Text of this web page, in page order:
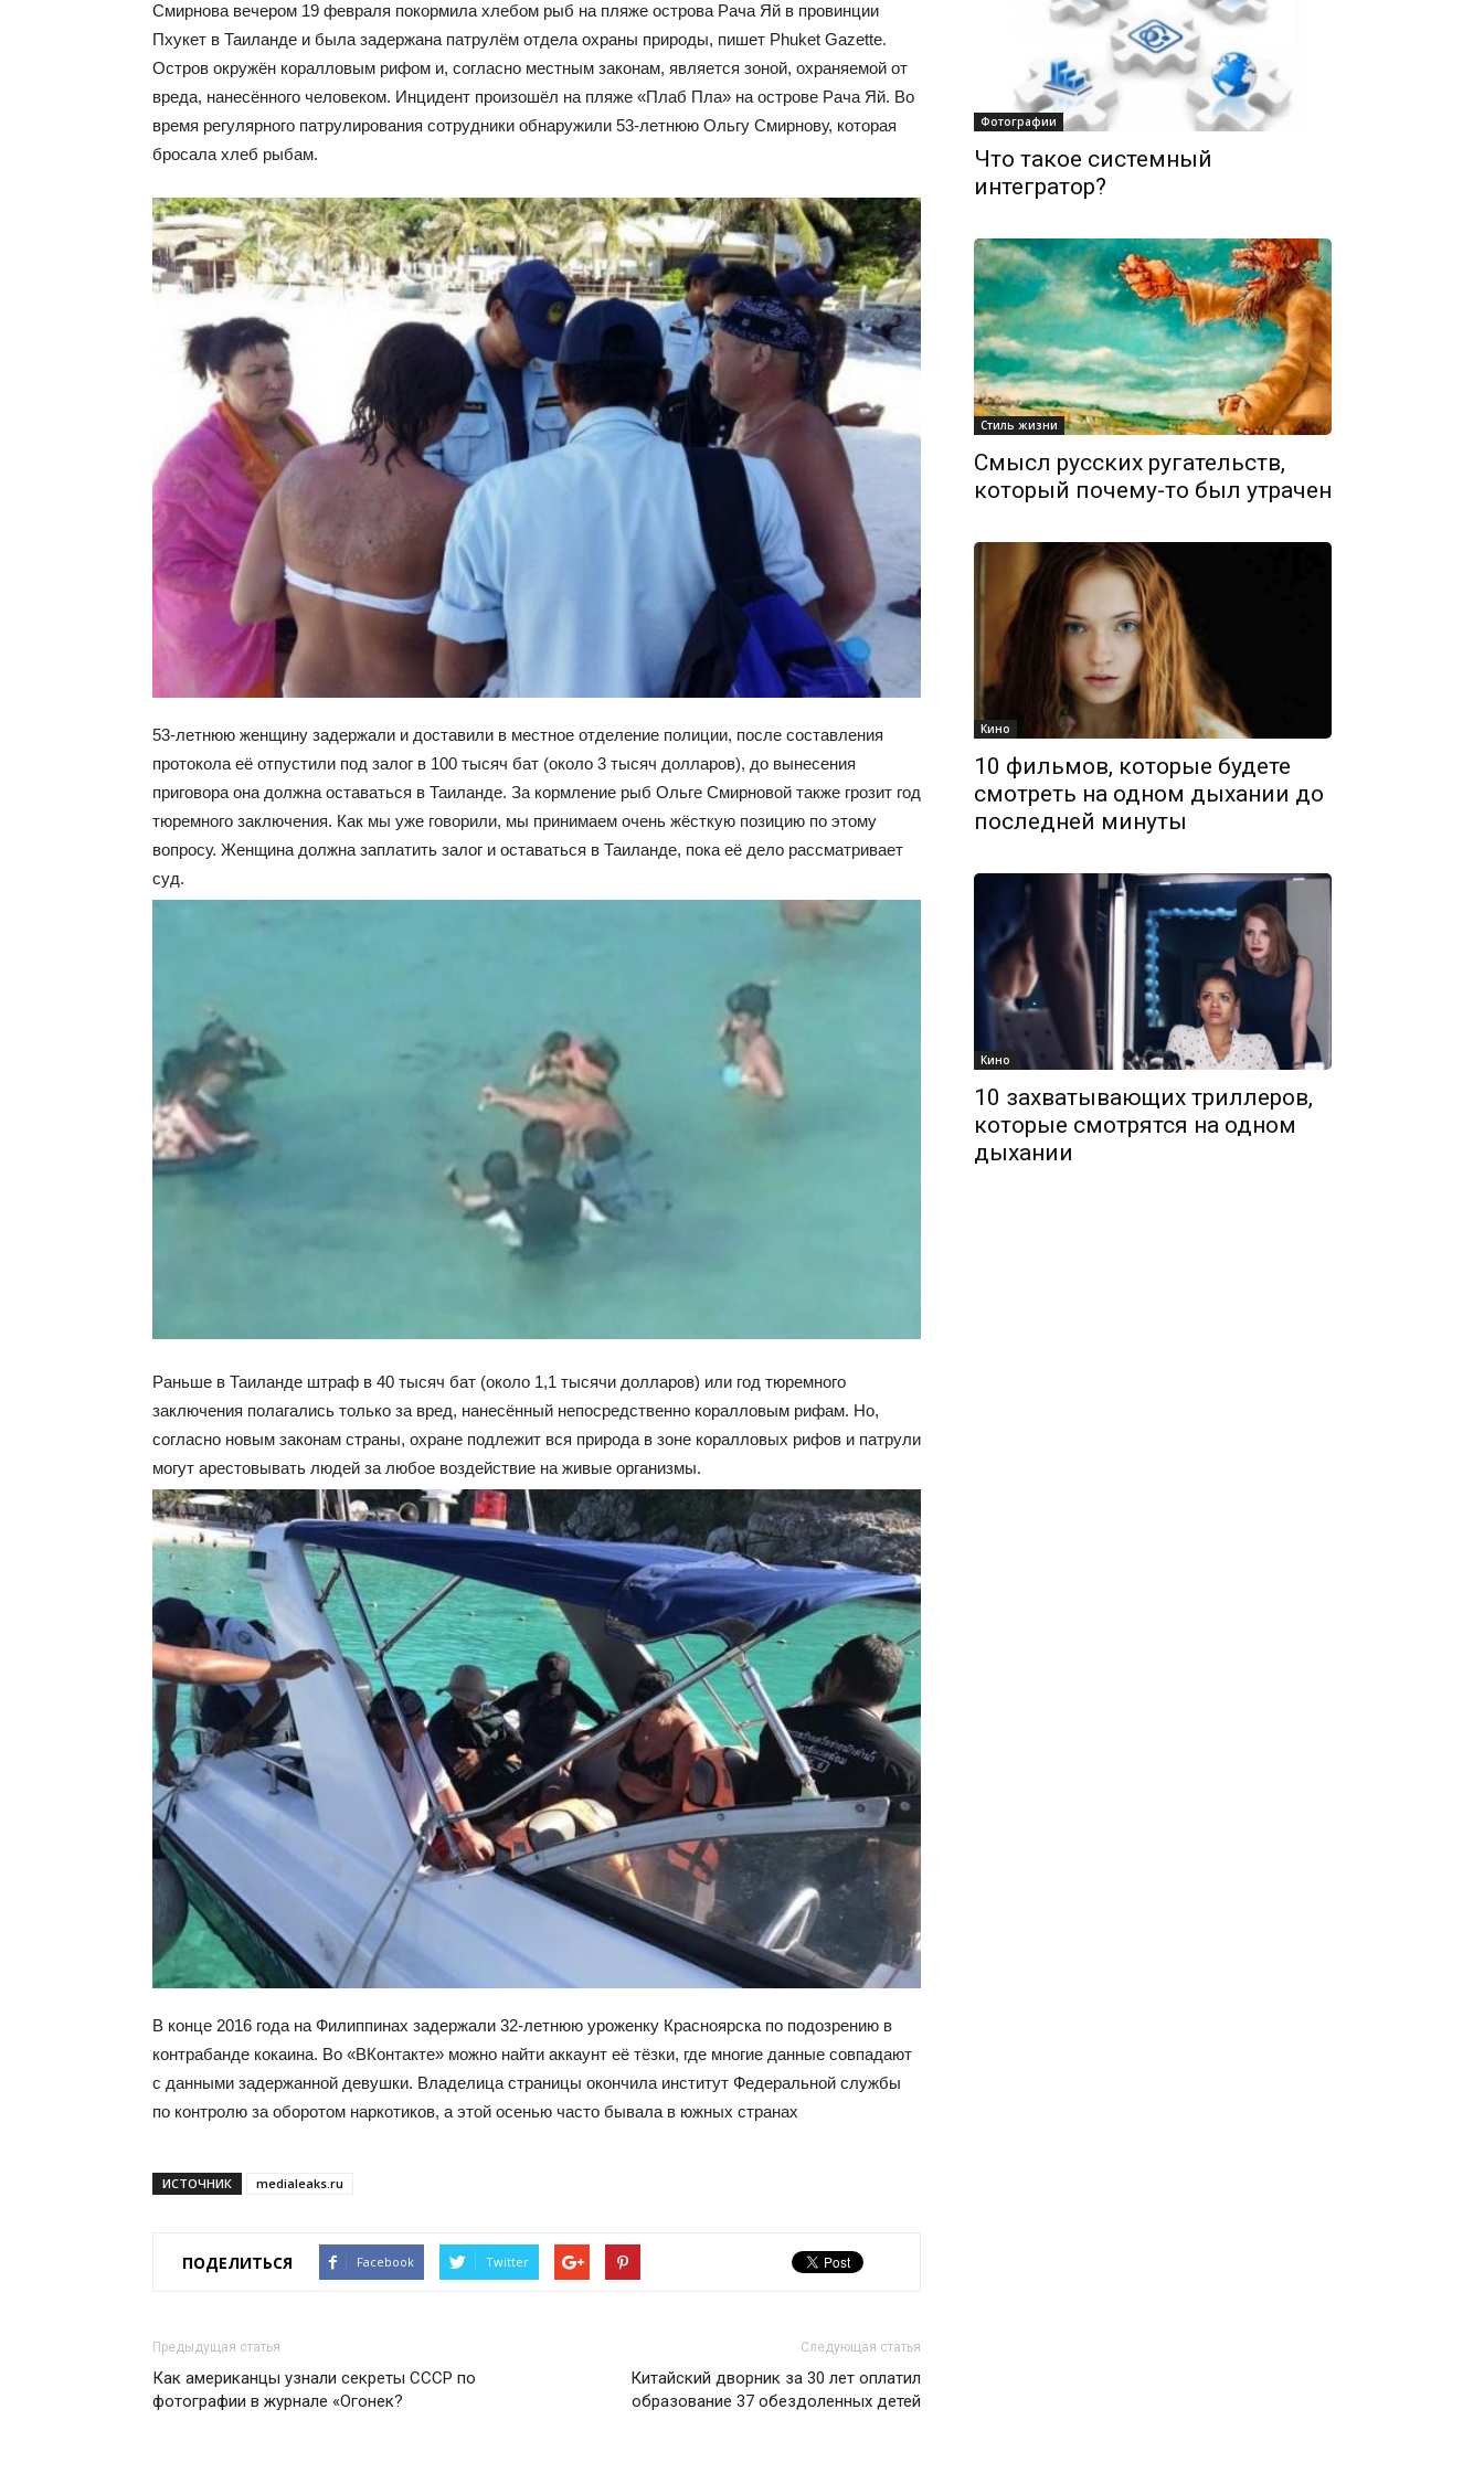
Смирнова вечером 19 февраля покормила хлебом рыб на пляже острова Рача Яй в провинции
Пхукет в Таиланде и была задержана патрулём отдела охраны природы, пишет Phuket Gazette.
Остров окружён коралловым рифом и, согласно местным законам, является зоной, охраняемой от
вреда, нанесённого человеком. Инцидент произошёл на пляже «Плаб Пла» на острове Рача Яй. Во
время регулярного патрулирования сотрудники обнаружили 53-летнюю Ольгу Смирнову, которая
бросала хлеб рыбам.
53-летнюю женщину задержали и доставили в местное отделение полиции, после составления
протокола её отпустили под залог в 100 тысяч бат (около 3 тысяч долларов), до вынесения
приговора она должна оставаться в Таиланде. За кормление рыб Ольге Смирновой также грозит год
тюремного заключения. Как мы уже говорили, мы принимаем очень жёсткую позицию по этому
вопросу. Женщина должна заплатить залог и оставаться в Таиланде, пока её дело рассматривает
суд.
Раньше в Таиланде штраф в 40 тысяч бат (около 1,1 тысячи долларов) или год тюремного
заключения полагались только за вред, нанесённый непосредственно коралловым рифам. Но,
согласно новым законам страны, охране подлежит вся природа в зоне коралловых рифов и патрули
могут арестовывать людей за любое воздействие на живые организмы.
В конце 2016 года на Филиппинах задержали 32-летнюю уроженку Красноярска по подозрению в
контрабанде кокаина. Во «ВКонтакте» можно найти аккаунт её тёзки, где многие данные совпадают
с данными задержанной девушки. Владелица страницы окончила институт Федеральной службы
по контролю за оборотом наркотиков, а этой осенью часто бывала в южных странах
ИСТОЧНИК medialeaks.ru
ПОДЕЛИТЬСЯ Facebook Twitter
Предыдущая статья
Как американцы узнали секреты СССР по
фотографии в журнале «Огонек?
Следующая статья
Китайский дворник за 30 лет оплатил
образование 37 обездоленных детей
Фотографии
Что такое системный
интегратор?
Стиль жизни
Смысл русских ругательств,
который почему-то был утрачен
Кино
10 фильмов, которые будете
смотреть на одном дыхании до
последней минуты
Кино
10 захватывающих триллеров,
которые смотрятся на одном
дыхании